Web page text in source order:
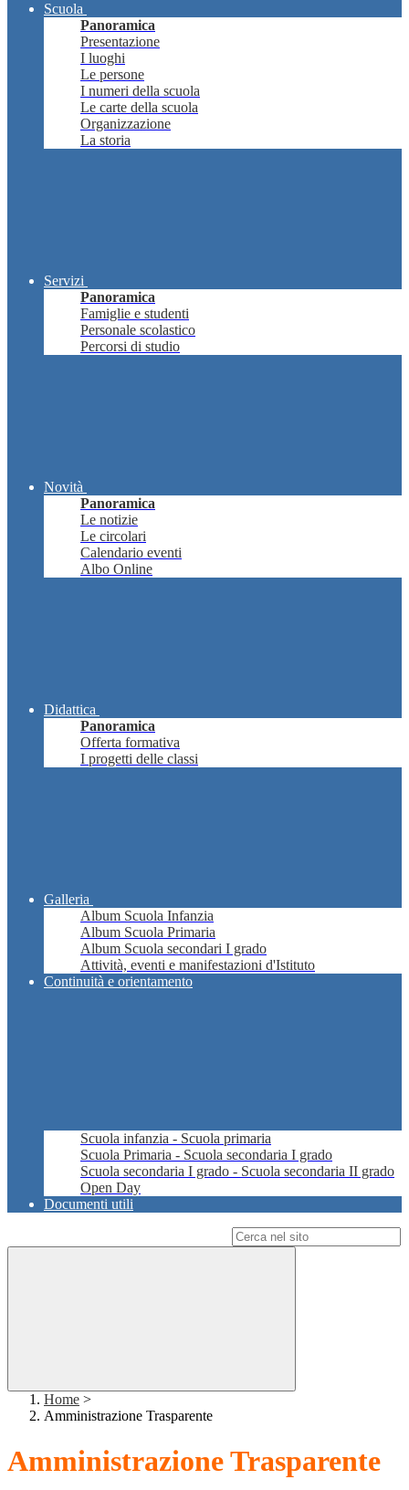
Scuola
Panoramica
Presentazione
I luoghi
Le persone
I numeri della scuola
Le carte della scuola
Organizzazione
La storia
Servizi
Panoramica
Famiglie e studenti
Personale scolastico
Percorsi di studio
Novità
Panoramica
Le notizie
Le circolari
Calendario eventi
Albo Online
Didattica
Panoramica
Offerta formativa
I progetti delle classi
Galleria
Album Scuola Infanzia
Album Scuola Primaria
Album Scuola secondari I grado
Attività, eventi e manifestazioni d'Istituto
Continuità e orientamento
Scuola infanzia - Scuola primaria
Scuola Primaria - Scuola secondaria I grado
Scuola secondaria I grado - Scuola secondaria II grado
Open Day
Documenti utili
Home >
Amministrazione Trasparente
Amministrazione Trasparente